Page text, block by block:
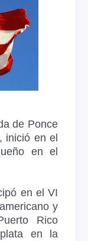
de Ponce
inició en el
en el
en el VI
y
Rico
en la